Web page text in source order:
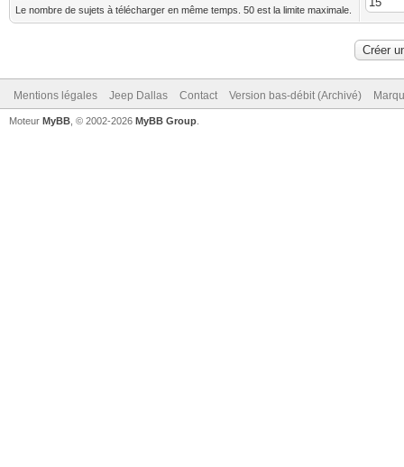
Le nombre de sujets à télécharger en même temps. 50 est la limite maximale.
Mentions légales Jeep Dallas Contact Version bas-débit (Archivé)
Moteur MyBB , © 2002-2026 MyBB Group